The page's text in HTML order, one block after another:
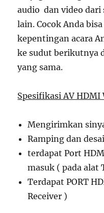
audio dan video dari
lain. Cocok Anda
kepentingan acara
ke sudut berikutnya
yang sama.
Spesifikasi AV HDMI
Mengirimkan
Ramping dan
terdapat Port
masuk ( pada alat
Terdapat PORT
Receiver )